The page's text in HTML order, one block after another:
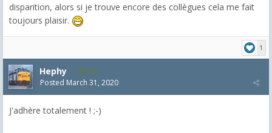
disparition, alors si je trouve encore des collègues cela me fait
toujours plaisir.
1
Hephy 162
Posted March 31, 2020
J'adhère totalement ! ;-)